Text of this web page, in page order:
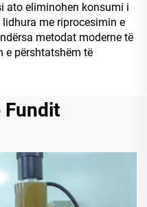
ato eliminohen konsumi i
me riprocesimin e
metodat moderne të
e përshtatshëm të
Fundit